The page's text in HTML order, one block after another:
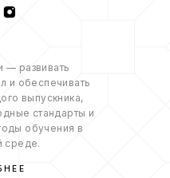
— развивать
и обеспечивать
выпускника,
стандарты и
обучения в
среде.